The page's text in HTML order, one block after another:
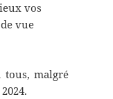
vos
vue
tous, malgré